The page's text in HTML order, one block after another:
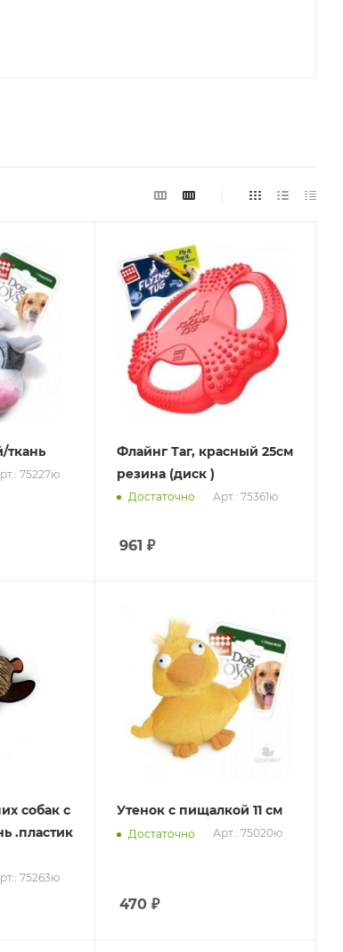
ткань
75227ю
Флайнг Таг, красный 25см
резина (диск )
Достаточно Арт.: 75361ю
961 ₽
собак с
.пластик
75263ю
Утенок с пищалкой 11 см
Достаточно Арт.: 75020ю
470₽